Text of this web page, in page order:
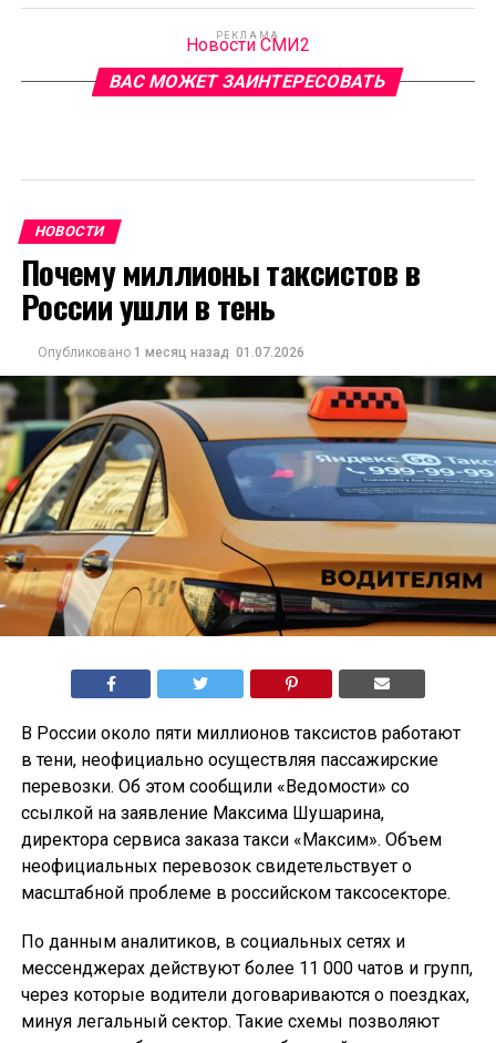
РЕКЛАМА
Новости СМИ2
ВАС МОЖЕТ ЗАИНТЕРЕСОВАТЬ
НОВОСТИ
Почему миллионы таксистов в
России ушли в тень
Опубликовано 1 месяц назад 01.07.2026
В России около пяти миллионов таксистов работают
в тени, неофициально осуществляя пассажирские
перевозки. Об этом сообщили «Ведомости» со
ссылкой на заявление Максима Шушарина,
директора сервиса заказа такси «Максим». Объем
неофициальных перевозок свидетельствует о
масштабной проблеме в российском таксосекторе.
По данным аналитиков, в социальных сетях и
мессенджерах действуют более 11 000 чатов и групп,
через которые водители договариваются о поездках,
минуя легальный сектор. Такие схемы позволяют